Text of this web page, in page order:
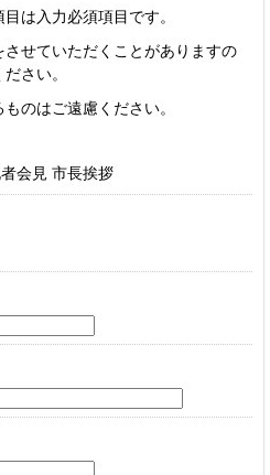
目は入力必須項目です。
せていただくことがありますの
さい。
のはご遠慮ください。
会見 市長挨拶